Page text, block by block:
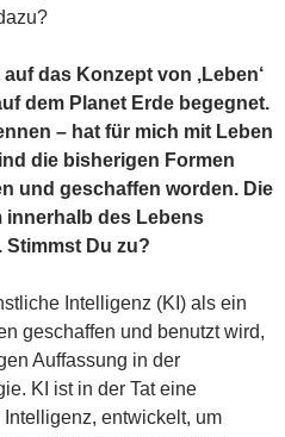
das Konzept von ‚Leben‘
dem Planet Erde begegnet.
– hat für mich mit Leben
die bisherigen Formen
und geschaffen worden. Die
innerhalb des Lebens
Stimmst Du zu?
Intelligenz (KI) als ein
geschaffen und benutzt wird,
Auffassung in der
KI ist in der Tat eine
entwickelt, um